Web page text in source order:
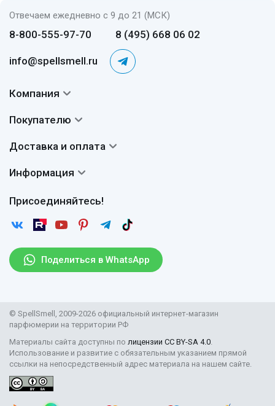
Отвечаем ежедневно с 9 до 21 (МСК)
8-800-555-97-70 8 (495) 668 06 02
info@spellsmell.ru
Поделиться в WhatsApp
Присоединяйтесь!
Компания
Авторы
Сертификаты
Покупателю
Вопросы и ответы
Отзывы
Рассылка
Доставка и оплата
Доставка
Возврат
Информация
Пользовательское соглашение
Защита персональных данных
Правила продажи товаров (Постановление Правительства
Поставщикам
© SpellSmell, 2009-2026 официальный интернет-магазин
парфюмерии на территории РФ
Материалы сайта доступны по лицензии CC BY-SA 4.0.
Использование и развитие с обязательным указанием прямой
ссылки на непосредственный адрес материала на нашем сайте.